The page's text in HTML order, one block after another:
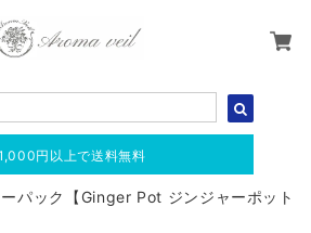
円以上で送料無料
パック【Ginger Pot ジンジャーポット